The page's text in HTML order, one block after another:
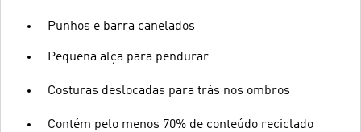
Punhos e barra canelados
Pequena alça para pendurar
Costuras deslocadas para trás nos ombros
Contém pelo menos 70% de conteúdo reciclado